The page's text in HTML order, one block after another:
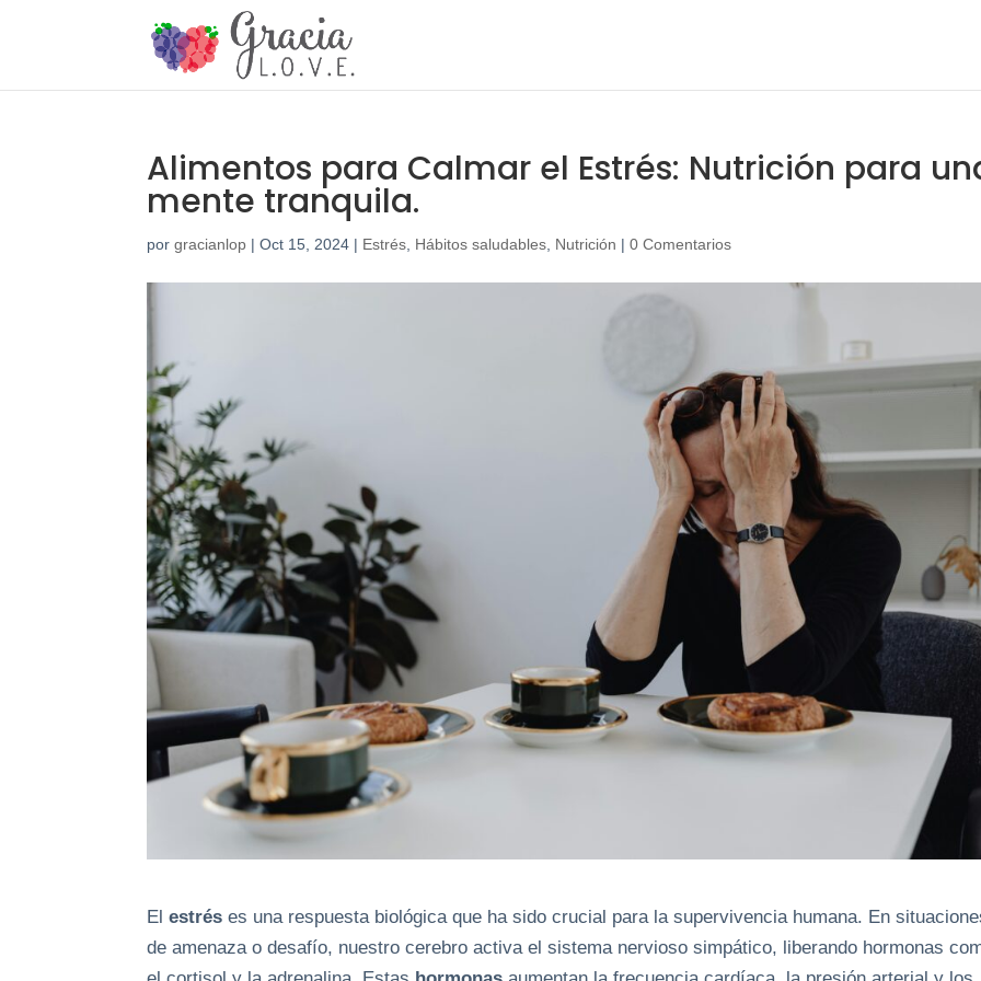
Alimentos para Calmar el Estrés: Nutrición para
mente tranquila.
porgracianlop |Oct 15, 2024 | Estrés Hábitos saludables Nutrición |0 Comentarios
Elestrés es una respuesta biológica que ha sido crucial para la supervivencia humana. En
de amenaza o desafío, nuestro cerebro activa el sistema nervioso simpático, liberando hormonas